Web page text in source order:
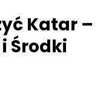
Katar –
Środki